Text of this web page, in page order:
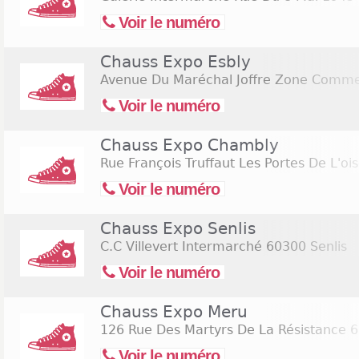
Voir le numéro
Chauss Expo Esbly
Avenue Du Maréchal Joffre Zone
Voir le numéro
Chauss Expo Chambly
Rue François Truffaut Les Portes De
Voir le numéro
Chauss Expo Senlis
C.C Villevert Intermarché 60300 Senlis
Voir le numéro
Chauss Expo Meru
126 Rue Des Martyrs De La Résistance